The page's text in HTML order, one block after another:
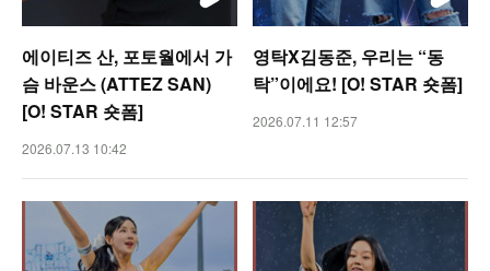
에이티즈 산, 포토월에서 가
슴 바운스 (ATTEZ SAN)
[O! STAR 숏폼]
2026.07.13 10:42
영탁X김동준, 우리는 “동
탁”이에요! [O! STAR 숏폼]
2026.07.11 12:57